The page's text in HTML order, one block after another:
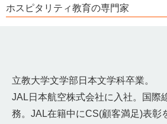
ホスピタリティ教育の専門家
立教大学文学部日本文学科卒業。
JAL日本航空株式会社に入社。国際
務。JAL在籍中にCS(顧客満足)表彰